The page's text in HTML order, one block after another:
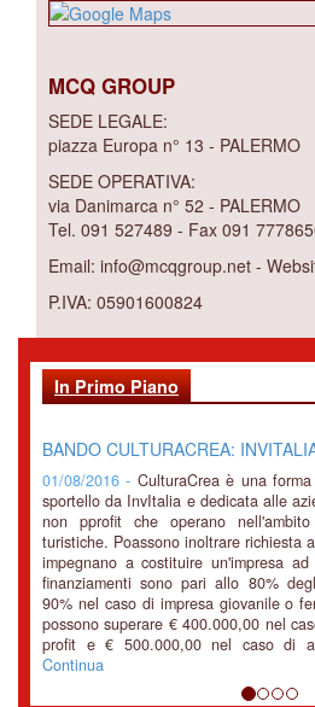
MCQ GROUP
SEDE LEGALE:
piazza Europa n° 13 - PALERMO
SEDE OPERATIVA:
via Danimarca n° 52 - PALERMO
Tel. 091 527489 - Fax 091
Email: info@mcqgroup.net -
P.IVA: 05901600824
In Primo Piano
BANDO CULTURACREA:
01/08/2016 - CulturaCrea è una
sportello da InvItalia e dedicata alle
non pprofit che operano
turistiche. Poassono inoltrare richiesta
impegnano a costituire un'impresa
finanziamenti sono pari allo 80%
90% nel caso di impresa giovanile o
possono superare € 400.000,00 nel
profit e € 500.000,00 nel caso di
Continua